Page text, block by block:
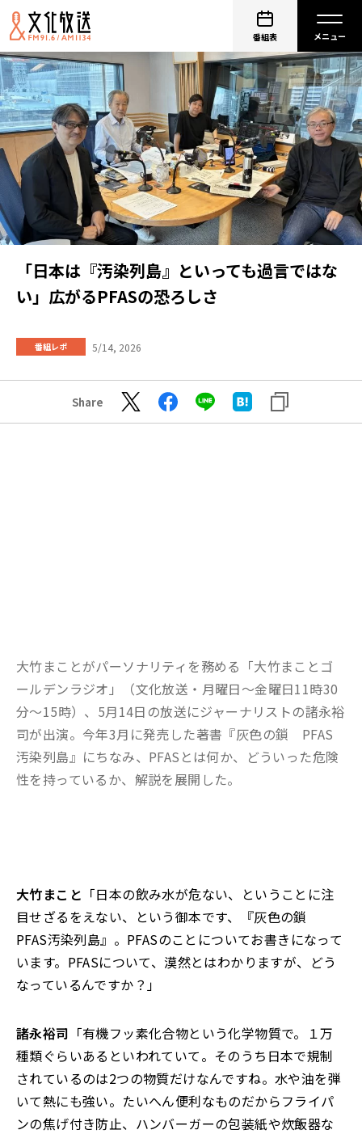
番組表
「日本は『汚染列島』といっても過言ではな
い」広がるPFASの恐ろしさ
番組レポ 5/14, 2026
Share
大竹まことがパーソナリティを務める「大竹まことゴ
ールデンラジオ」（文化放送・月曜日～金曜日11時30
分～15時）、5月14日の放送にジャーナリストの諸永裕
司が出演。今年3月に発売した著書『灰色の鎖 PFAS
汚染列島』にちなみ、PFASとは何か、どういった危険
性を持っているか、解説を展開した。
大竹まこと 「日本の飲み水が危ない、ということに注
目せざるをえない、という御本です、『灰色の鎖
PFAS汚染列島』。PFASのことについてお書きになって
います。PFASについて、漠然とはわかりますが、どう
なっているんですか？」
諸永裕司 「有機フッ素化合物という化学物質で。１万
種類ぐらいあるといわれていて。そのうち日本で規制
されているのは2つの物質だけなんですね。水や油を弾
いて熱にも強い。たいへん便利なものだからフライパ
ンの焦げ付き防止、ハンバーガーの包装紙や炊飯器な